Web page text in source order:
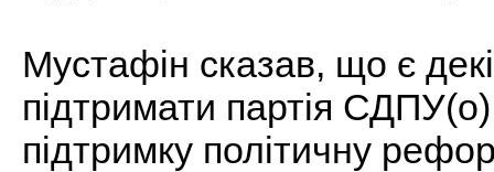
Мустафін сказав, що є
підтримати партія
підтримку політичну